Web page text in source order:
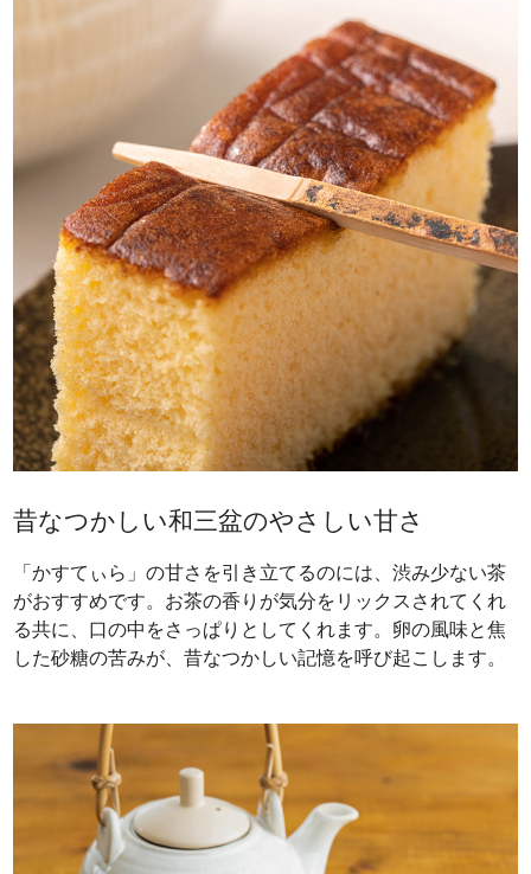
昔なつかしい和三盆のやさしい甘さ
「かすてぃら」の甘さを引き立てるのには、渋み少ない茶
がおすすめです。お茶の香りが気分をリックスされてくれ
る共に、口の中をさっぱりとしてくれます。卵の風味と焦
した砂糖の苦みが、昔なつかしい記憶を呼び起こします。